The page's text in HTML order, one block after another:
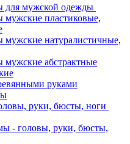
для мужской одежды
мужские пластиковые,
мужские натуралистичные,
абстрактные
руками
руки, бюсты, ноги
- головы, руки, бюсты,